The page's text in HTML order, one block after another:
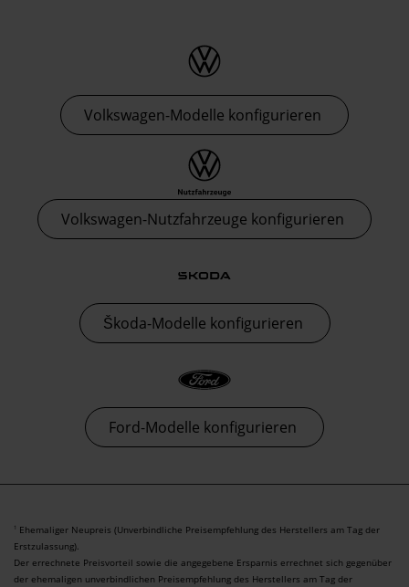
Volkswagen-Modelle konfigurieren
Volkswagen-Nutzfahrzeuge konfigurieren
Škoda-Modelle konfigurieren
Ford-Modelle konfigurieren
1 Ehemaliger Neupreis (Unverbindliche Preisempfehlung des Herstellers am Tag der
Erstzulassung).
Der errechnete Preisvorteil sowie die angegebene Ersparnis errechnet sich gegenüber
der ehemaligen unverbindlichen Preisempfehlung des Herstellers am Tag der